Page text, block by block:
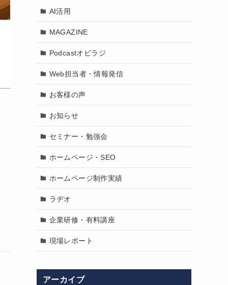
AI活用
MAGAZINE
Podcastオビラジ
Web担当者・情報発信
お客様の声
お知らせ
セミナー・勉強会
ホームページ・SEO
ホームページ制作実績
ラヂオ
企業研修・有料講座
現場レポート
アーカイブ